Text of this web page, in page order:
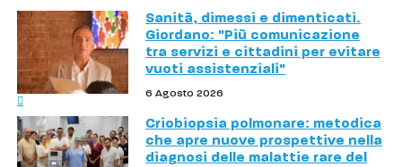
Sanità, dimessi e dimenticati.
Giordano: "Più comunicazione
tra servizi e cittadini per evitare
vuoti assistenziali"
6 Agosto 2026
Criobiopsia polmonare: metodica
che apre nuove prospettive nella
diagnosi delle malattie rare del